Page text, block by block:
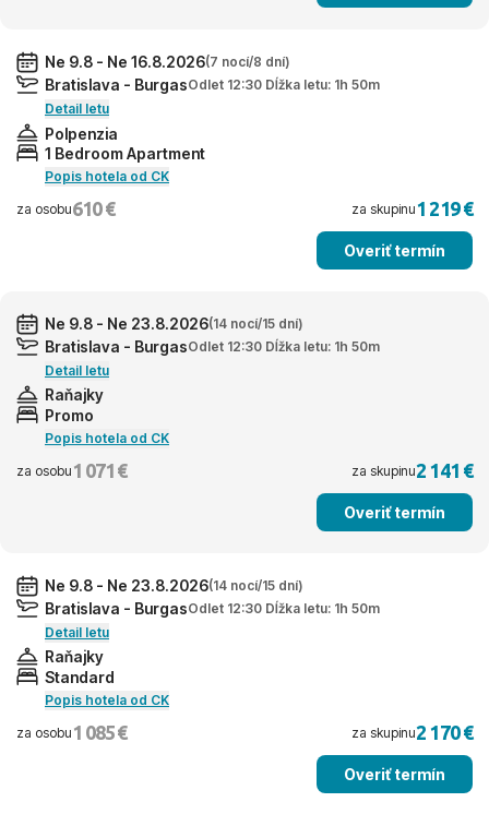
Ne 9.8 - Ne 16.8.2026(7 nocí/8 dní)
Bratislava - BurgasOdlet 12:30 Dĺžka letu: 1h 50m
Detail letu
Polpenzia
1 Bedroom Apartment
Popis hotela od CK
za osobu610 € za skupinu1 219 €
Overiť termín
Ne 9.8 - Ne 23.8.2026(14 nocí/15 dní)
Bratislava - BurgasOdlet 12:30 Dĺžka letu: 1h 50m
Detail letu
Raňajky
Promo
Popis hotela od CK
za osobu 1 071 € za skupinu2 141 €
Overiť termín
Ne 9.8 - Ne 23.8.2026(14 nocí/15 dní)
Bratislava - BurgasOdlet 12:30 Dĺžka letu: 1h 50m
Detail letu
Raňajky
Standard
Popis hotela od CK
za osobu 1 085 € za skupinu2 170 €
Overiť termín